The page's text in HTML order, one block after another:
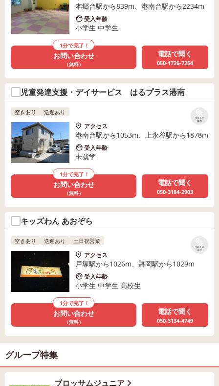
本郷台駅から839m、港南台駅から2234m
受入年齢
小学生 中学生
1分で完了！
お問い合わせ
（無料）
電話で聞く
050-1726-7254
児童発達支援・デイサービス はるプラス港南
リストに
保存
空きあり 送迎あり
アクセス
港南台駅から1053m、上永谷駅から1878m
受入年齢
未就学
1分で完了！
お問い合わせ
（無料）
電話で聞く
050-3184-2903
キッズわん あおぞら
リストに
保存
空きあり 送迎あり 土日祝営業
アクセス
戸塚駅から1026m、舞岡駅から1029m
受入年齢
小学生 中学生 高校生
1分で完了！
お問い合わせ
（無料）
電話で聞く
050-3134-4749
グループ特集
ブロッサムジュニア